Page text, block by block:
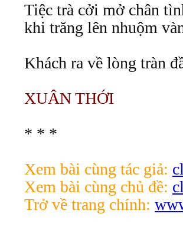
Tiệc trà cởi mở chân
khi trăng lên nhuộm
Khách ra về lòng tràn
XUÂN THỚI
* * *
Xem bài cùng tác giả:
Xem bài cùng chủ đề:
Trở về trang chính: